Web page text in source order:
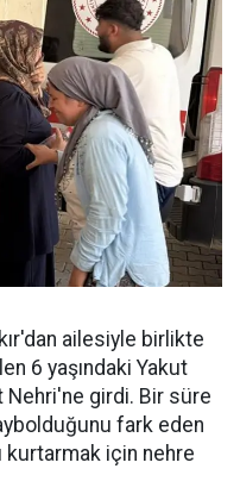
ailesiyle birlikte
6 yaşındaki Yakut
Nehri'ne girdi. Bir süre
fark eden
kurtarmak için nehre